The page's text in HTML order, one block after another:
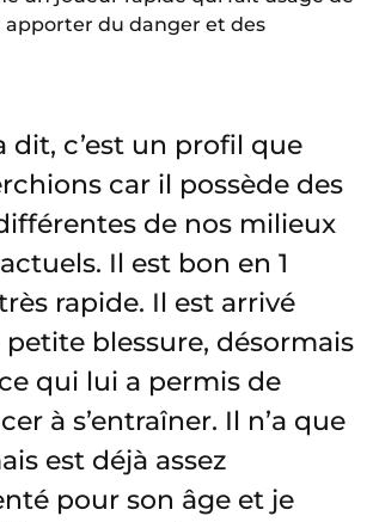
apporter du danger et des
dit, c’est un profil que
car il possède des
de nos milieux
Il est bon en 1
rapide. Il est arrivé
petite blessure, désormais
qui lui a permis de
à s’entraîner. Il n’a que
est déjà assez
pour son âge et je